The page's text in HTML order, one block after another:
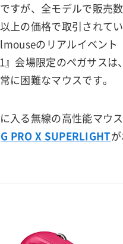
すが、全モデルで販売
上の価格で取引されて
のリアルイベント
』会場限定のペガサスは
に困難なマウスです。
入る無線の高性能マウ
G PRO X SUPERLIGHT